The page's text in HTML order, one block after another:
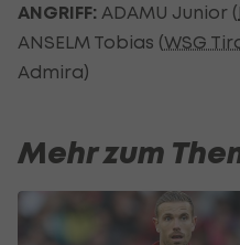
ANGRIFF: ADAMU Junior (
ANSELM Tobias (WSG
Admira)
Mehr zum